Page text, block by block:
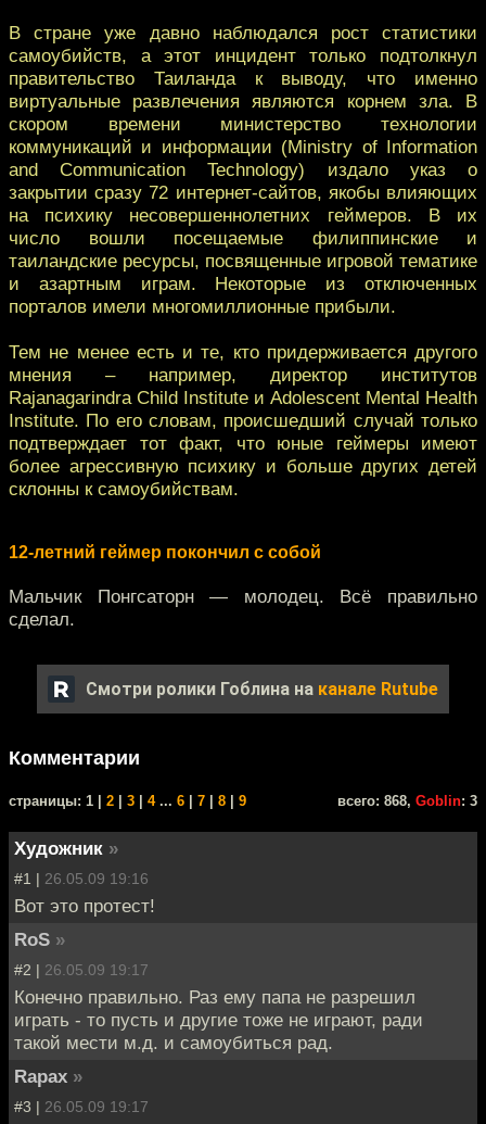
В стране уже давно наблюдался рост статистики
самоубийств, а этот инцидент только подтолкнул
правительство Таиланда к выводу, что именно
виртуальные развлечения являются корнем зла. В
скором времени министерство технологии
коммуникаций и информации (Ministry of Information
and Communication Technology) издало указ о
закрытии сразу 72 интернет-сайтов, якобы влияющих
на психику несовершеннолетних геймеров. В их
число вошли посещаемые филиппинские и
таиландские ресурсы, посвященные игровой тематике
и азартным играм. Некоторые из отключенных
порталов имели многомиллионные прибыли.
Тем не менее есть и те, кто придерживается другого
мнения – например, директор институтов
Rajanagarindra Child Institute и Adolescent Mental Health
Institute. По его словам, происшедший случай только
подтверждает тот факт, что юные геймеры имеют
более агрессивную психику и больше других детей
склонны к самоубийствам.
12-летний геймер покончил с собой
Мальчик Понгсаторн — молодец. Всё правильно
сделал.
Смотри ролики Гоблина на канале Rutube
Комментарии
cтраницы: 1 | 2 3 4... 6 7 8 9 всего: 868, Goblin: 3
Художник »
#1 | 26.05.09 19:16
Вот это протест!
RoS »
#2 | 26.05.09 19:17
Конечно правильно. Раз ему папа не разрешил
играть - то пусть и другие тоже не играют, ради
такой мести м.д. и самоубиться рад.
Rapax »
#3 | 26.05.09 19:17